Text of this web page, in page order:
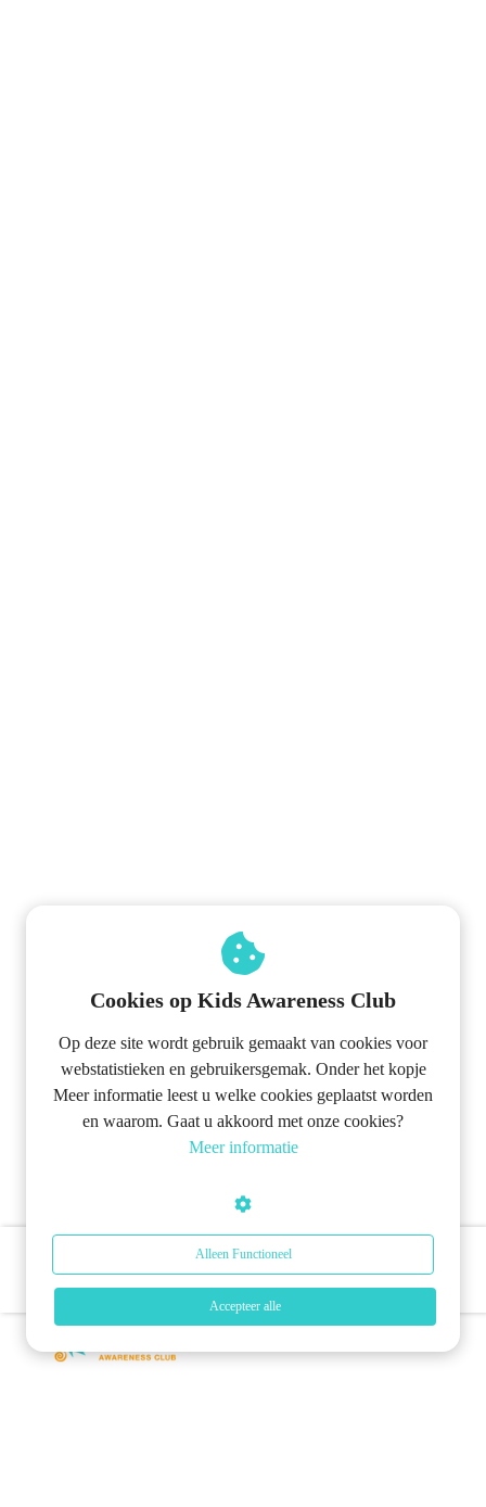
Ja, ik wil in mezelf investeren!
Cookies op Kids Awareness Club
Op deze site wordt gebruik gemaakt van cookies voor
webstatistieken en gebruikersgemak. Onder het kopje
Meer informatie leest u welke cookies geplaatst worden
en waarom. Gaat u akkoord met onze cookies?
Meer informatie
Alleen Functioneel
Accepteer alle